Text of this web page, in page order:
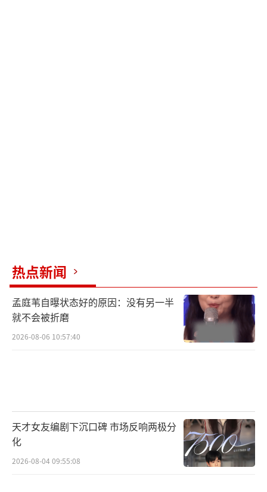
热点新闻
孟庭苇自曝状态好的原因：没有另一半
就不会被折磨
2026-08-06 10:57:40
天才女友编剧下沉口碑 市场反响两极分
化
2026-08-04 09:55:08